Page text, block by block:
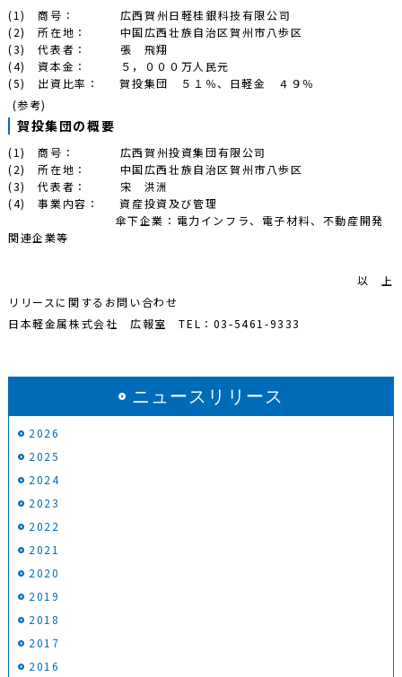
(1) 商号： 広西賀州日軽桂銀科技有限公司
(2) 所在地： 中国広西壮族自治区賀州市八歩区
(3) 代表者： 張 飛翔
(4) 資本金： ５，０００万人民元
(5) 出資比率： 賀投集団 ５１％、日軽金 ４９％
(参考)
賀投集団の概要
(1) 商号： 広西賀州投資集団有限公司
(2) 所在地： 中国広西壮族自治区賀州市八歩区
(3) 代表者： 宋 洪洲
(4) 事業内容： 資産投資及び管理
傘下企業：電力インフラ、電子材料、不動産開発
関連企業等
以 上
リリースに関するお問い合わせ
日本軽金属株式会社 広報室 TEL：03-5461-9333
ニュースリリース
2026
2025
2024
2023
2022
2021
2020
2019
2018
2017
2016